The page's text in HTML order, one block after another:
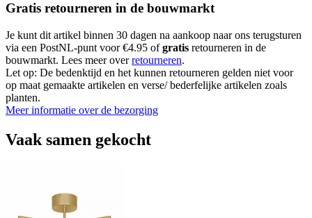
Gratis retourneren in de bouwmarkt
Je kunt dit artikel binnen 30 dagen na aankoop naar ons terugsturen
via een PostNL-punt voor €4.95 ofgratis retourneren in de
bouwmarkt. Lees meer overretourneren.
Let op: De bedenktijd en het kunnen retourneren gelden niet voor
op maat gemaakte artikelen en verse/ bederfelijke artikelen zoals
planten.
Meer informatie over de bezorging
Vaak samen gekocht